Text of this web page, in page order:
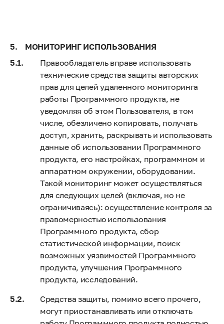
МОНИТОРИНГ ИСПОЛЬЗОВАНИЯ
Правообладатель вправе использовать
технические средства защиты авторских
прав для целей удаленного мониторинга
работы Программного продукта, не
уведомляя об этом Пользователя, в том
числе, обезличено копировать, получать
доступ, хранить, раскрывать и использовать
данные об использовании Программного
продукта, его настройках, программном и
аппаратном окружении, оборудовании.
Такой мониторинг может осуществляться
для следующих целей (включая, но не
ограничиваясь): осуществление контроля за
правомерностью использования
Программного продукта, сбор
статистической информации, поиск
возможных уязвимостей Программного
продукта, улучшения Программного
продукта, исследований.
Средства защиты, помимо всего прочего,
могут приостанавливать или отключать